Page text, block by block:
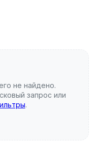
не найдено.
запрос или
.